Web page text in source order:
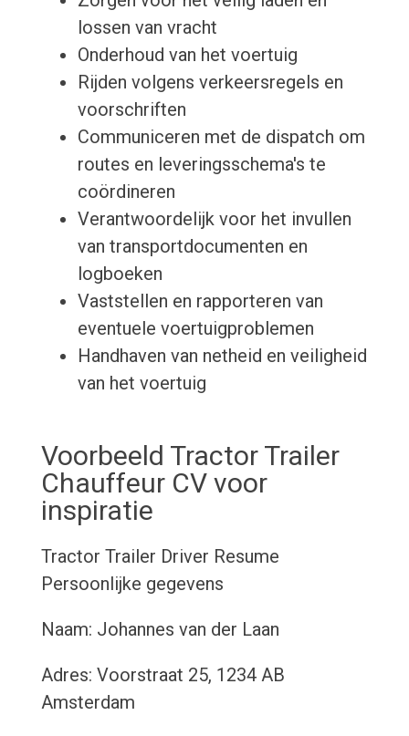
lossen van vracht
Onderhoud van het voertuig
Rijden volgens verkeersregels en
voorschriften
Communiceren met de dispatch om
routes en leveringsschema's te
coördineren
Verantwoordelijk voor het invullen
van transportdocumenten en
logboeken
Vaststellen en rapporteren van
eventuele voertuigproblemen
Handhaven van netheid en veiligheid
van het voertuig
Voorbeeld Tractor Trailer
Chauffeur CV voor
inspiratie
Tractor Trailer Driver Resume
Persoonlijke gegevens
Naam: Johannes van der Laan
Adres: Voorstraat 25, 1234 AB
Amsterdam